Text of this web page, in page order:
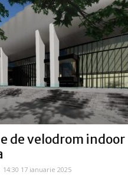
de velodrom indoor
14:30 17 ianuarie 2025